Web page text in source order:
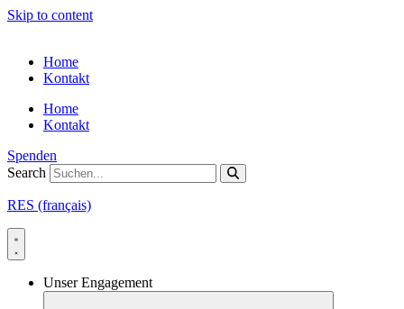
Skip to content
Home
Kontakt
Home
Kontakt
Spenden
Search
RES (français)
Unser Engagement